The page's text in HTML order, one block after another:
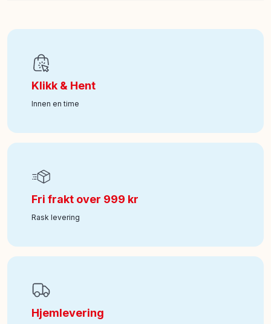
Art nr:100-127013050
Klikk & Hent
Innen en time
Fri frakt over 999 kr
Rask levering
Hjemlevering